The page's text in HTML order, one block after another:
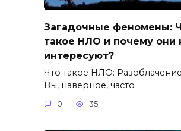
Загадочные феномены:
такое НЛО и почему они
интересуют?
Что такое НЛО:
Вы, наверное, часто
0 35